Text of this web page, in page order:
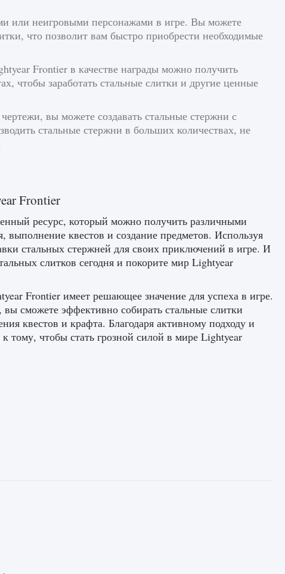
или неигровыми персонажами в игре. Вы можете
что позволит вам быстро приобрести необходимые
Frontier в качестве награды можно получить
чтобы заработать стальные слитки и другие ценные
вы можете создавать стальные стержни с
стальные стержни в больших количествах, не
Frontier
ресурс, который можно получить различными
квестов и создание предметов. Используя
стальных стержней для своих приключений в игре. И
слитков сегодня и покорите мир Lightyear
Frontier имеет решающее значение для успеха в игре.
сможете эффективно собирать стальные слитки
квестов и крафта. Благодаря активному подходу и
тому, чтобы стать грозной силой в мире Lightyear